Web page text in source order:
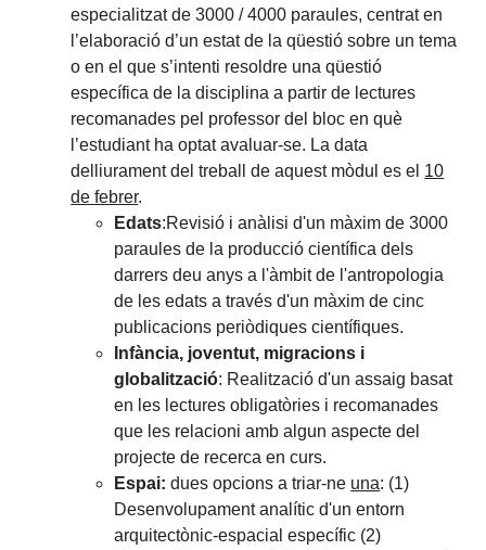
especialitzat de 3000 / 4000 paraules, centrat en
l’elaboració d’un estat de la qüestió sobre un tema
o en el que s’intenti resoldre una qüestió
específica de la disciplina a partir de lectures
recomanades pel professor del bloc en què
l’estudiant ha optat avaluar-se. La data
delliurament del treball de aquest mòdul es el 10
de febrer.
Edats:Revisió i anàlisi d'un màxim de 3000
paraules de la producció científica dels
darrers deu anys a l'àmbit de l'antropologia
de les edats a través d'un màxim de cinc
publicacions periòdiques científiques.
Infància, joventut, migracions i
globalització: Realització d'un assaig basat
en les lectures obligatòries i recomanades
que les relacioni amb algun aspecte del
projecte de recerca en curs.
Espai:dues opcions a triar-ne una: (1)
Desenvolupament analític d'un entorn
arquitectònic-espacial específic (2)